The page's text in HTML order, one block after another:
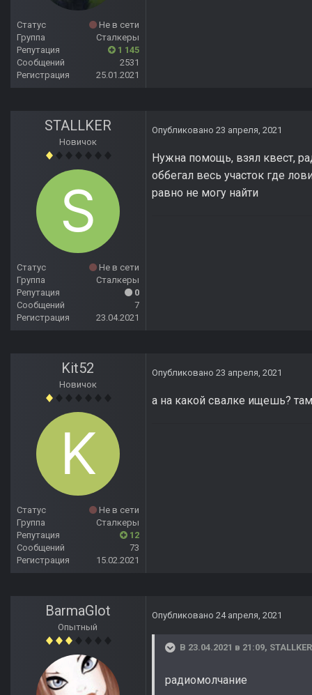
Статус
Не в сети
Группа
Сталкеры
Репутация
1 145
Сообщений
2531
Регистрация
25.01.2021
STALLKER
Новичок
Статус
Не в сети
Группа
Сталкеры
Репутация
0
Сообщений
7
Регистрация
23.04.2021
Опубликовано 23 апреля, 2021
Нужна помощь, взял квест,
оббегал весь участок где
равно не могу найти
Kit52
Новичок
Статус
Не в сети
Группа
Сталкеры
Репутация
12
Сообщений
73
Регистрация
15.02.2021
Опубликовано 23 апреля, 2021
а на какой свалке ищешь?
BarmaGlot
Опытный
Опубликовано 24 апреля, 2021
В 23.04.2021 в 21:09, STALLKER
радиомолчание